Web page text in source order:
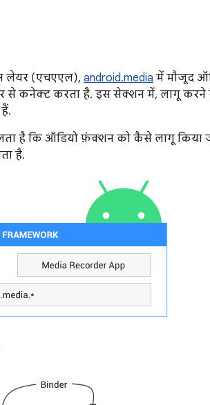
लेयर (एचएएल), android.media में मौजूद
से कनेक्ट करता है. इस सेक्शन में, लागू करने
है कि ऑडियो फ़ंक्शन को कैसे लागू किया
है.